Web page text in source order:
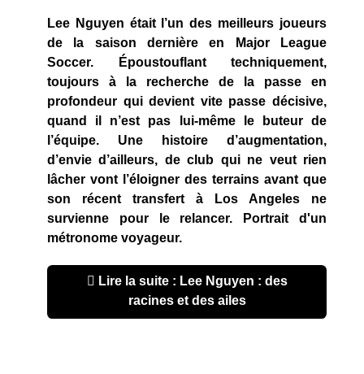
Lee Nguyen était l’un des meilleurs joueurs
de la saison dernière en Major League
Soccer. Époustouflant techniquement,
toujours à la recherche de la passe en
profondeur qui devient vite passe décisive,
quand il n’est pas lui-même le buteur de
l’équipe. Une histoire d’augmentation,
d’envie d’ailleurs, de club qui ne veut rien
lâcher vont l’éloigner des terrains avant que
son récent transfert à Los Angeles ne
survienne pour le relancer. Portrait d'un
métronome voyageur.
Lire la suite : Lee Nguyen : des
racines et des ailes